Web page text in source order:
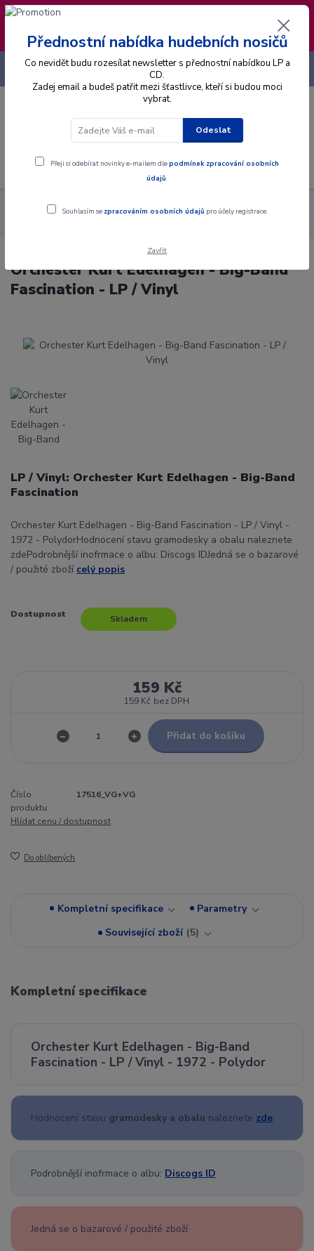
❣️ Od 4.8. do 13.8. čerpám dovolenou. Datum
expedice objednávek se posouvá na pátek
14.8.2026 🐋
Menu
CZK
+420 725 736 293
Alba Gramodesky
Orchester Kurt Edelhagen - Big-Band
Orchester Kurt Edelhagen - Big-Band
Fascination - LP / Vinyl
LP / Vinyl: Orchester Kurt Edelhagen - Big-Band
Fascination
Orchester Kurt Edelhagen - Big-Band Fascination - LP / Vinyl -
1972 - PolydorHodnocení stavu gramodesky a obalu naleznete
zdePodrobnější inofrmace o albu: Discogs IDJedná se o bazarové
/ použité zboží celý popis
Dostupnost Skladem
159 Kč
159 Kč bez DPH
Přidat do košíku
Číslo
produktu:
17516_VG+VG
Hlídat cenu / dostupnost
Do oblíbených
Kompletní specifikace
Parametry
Související zboží 5
Kompletní specifikace
Orchester Kurt Edelhagen - Big-Band
Fascination - LP / Vinyl - 1972 - Polydor
Hodnocení stavu gramodesky a obalu naleznete zde
Podrobnější inofrmace o albu: Discogs ID
Jedná se o bazarové / použité zboží
Přednostní nabídka hudebních nosičů
Co nevidět budu rozesílat newsletter s přednostní nabídkou LP a
CD.
Zadej email a budeš patřit mezi šťastlivce, kteří si budou moci
vybrat.
Odeslat
Přeji si odebírat novinky e-mailem dlepodmínek zpracování osobních
údajů.
Souhlasím se zpracováním osobních údajů pro účely registrace.
Zavřít